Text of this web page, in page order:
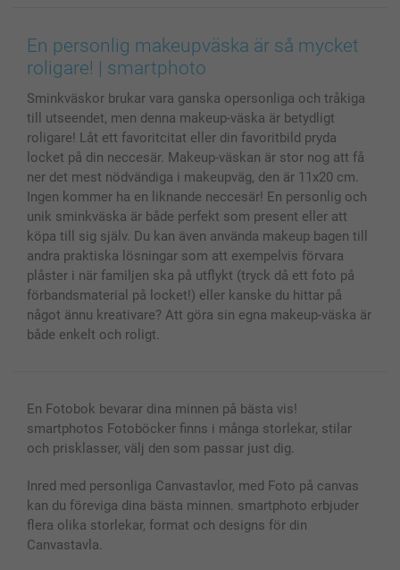
Bilder, Fotoförstoring & Fotohäften
Skal till Mobil & Surfplatta
Fotoalmanackor & Fotoagenda
Fotoramar & Tillbehör
Presentkort
Alla fotoprodukter
Cookie Policy
Sitemap
Investor Relations
smartgaranti
smartbonus
Status på beställningar
En personlig makeupväska är så mycket
roligare! | smartphoto
Sminkväskor brukar vara ganska opersonliga och tråkiga
till utseendet, men denna makeup-väska är betydligt
roligare! Låt ett favoritcitat eller din favoritbild pryda
locket på din neccesär. Makeup-väskan är stor nog att få
ner det mest nödvändiga i makeupväg, den är 11x20 cm.
Ingen kommer ha en liknande neccesär! En personlig och
unik sminkväska är både perfekt som present eller att
köpa till sig själv. Du kan även använda makeup bagen till
andra praktiska lösningar som att exempelvis förvara
plåster i när familjen ska på utflykt (tryck då ett foto på
förbandsmaterial på locket!) eller kanske du hittar på
något ännu kreativare? Att göra sin egna makeup-väska är
både enkelt och roligt.
En Fotobok bevarar dina minnen på bästa vis!
smartphotos Fotoböcker finns i många storlekar, stilar
och prisklasser, välj den som passar just dig.
Inred med personliga Canvastavlor, med Foto på canvas
kan du föreviga dina bästa minnen. smartphoto erbjuder
flera olika storlekar, format och designs för din
Canvastavla.